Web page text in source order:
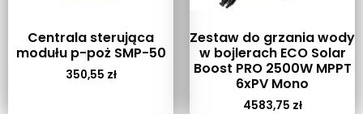
Centrala sterująca
modułu p-poż SMP-50
350,55 zł
Zestaw do grzania wody
w bojlerach ECO Solar
Boost PRO 2500W MPPT
6xPV Mono
4583,75 zł